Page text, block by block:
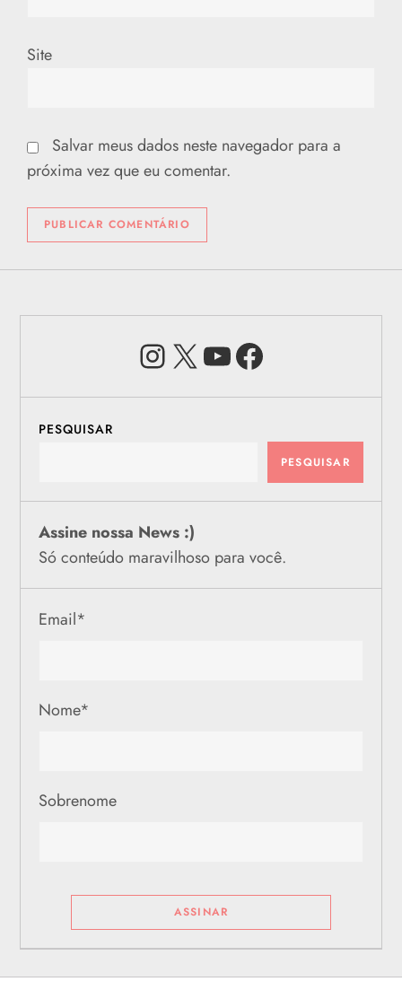
Site
Salvar meus dados neste navegador para a
próxima vez que eu comentar.
Instagram
X Youtube
PESQUISAR
PESQUISAR
Assine nossa News :)
Só conteúdo maravilhoso para você.
Email*
Nome*
Sobrenome